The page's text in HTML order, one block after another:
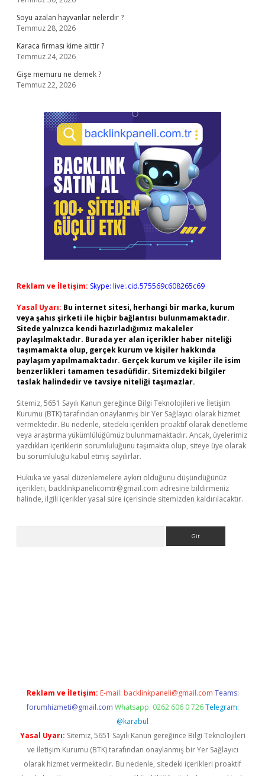
Soyu azalan hayvanlar nelerdir ?
Temmuz 28, 2026
Karaca firması kime aittir ?
Temmuz 24, 2026
Gişe memuru ne demek ?
Temmuz 22, 2026
Reklam ve İletişim: Skype: live:.cid.575569c608265c69
Yasal Uyarı: Bu internet sitesi, herhangi bir marka, kurum
veya şahıs şirketi ile hiçbir bağlantısı bulunmamaktadır.
Sitede yalnızca kendi hazırladığımız makaleler
paylaşılmaktadır. Burada yer alan içerikler haber niteliği
taşımamakta olup, gerçek kurum ve kişiler hakkında
paylaşım yapılmamaktadır. Gerçek kurum ve kişiler ile isim
benzerlikleri tamamen tesadüfidir. Sitemizdeki bilgiler
taslak halindedir ve tavsiye niteliği taşımazlar.
Sitemiz, 5651 Sayılı Kanun gereğince Bilgi Teknolojileri ve İletişim
Kurumu (BTK) tarafından onaylanmış bir Yer Sağlayıcı olarak hizmet
vermektedir. Bu nedenle, sitedeki içerikleri proaktif olarak denetleme
veya araştırma yükümlülüğümüz bulunmamaktadır. Ancak, üyelerimiz
yazdıkları içeriklerin sorumluluğunu taşımakta olup, siteye üye olarak
bu sorumluluğu kabul etmiş sayılırlar.
Hukuka ve yasal düzenlemelere aykırı olduğunu düşündüğünüz
içerikleri, backlinkpanelicomtr@gmail.com adresine bildirmeniz
halinde, ilgili içerikler yasal süre içerisinde sitemizden kaldırılacaktır.
Reklam ve İletişim: E-mail: backlinkpaneli@gmail.com Teams:
forumhizmeti@gmail.com Whatsapp: 0262 606 0 726 Telegram:
@karabul
Yasal Uyarı: Sitemiz, 5651 Sayılı Kanun gereğince Bilgi Teknolojileri
ve İletişim Kurumu (BTK) tarafından onaylanmış bir Yer Sağlayıcı
olarak hizmet vermektedir. Bu nedenle, sitedeki içerikleri proaktif